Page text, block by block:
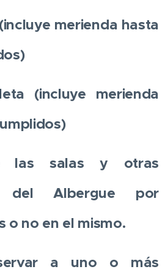
merienda hasta
(incluye merienda
las salas y otras
del Albergue por
o no en el mismo.
a uno o más